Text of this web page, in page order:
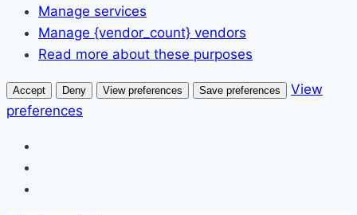
Manage services
Manage {vendor_count} vendors
Read more about these purposes
Accept Deny View preferences Save preferences
View
preferences